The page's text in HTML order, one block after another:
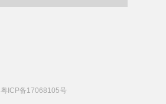
粤ICP备17068105号